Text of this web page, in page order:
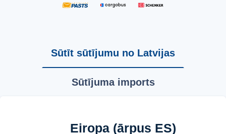
Sūtīt sūtījumu no Latvijas
Sūtījuma imports
Eiropa (ārpus ES)